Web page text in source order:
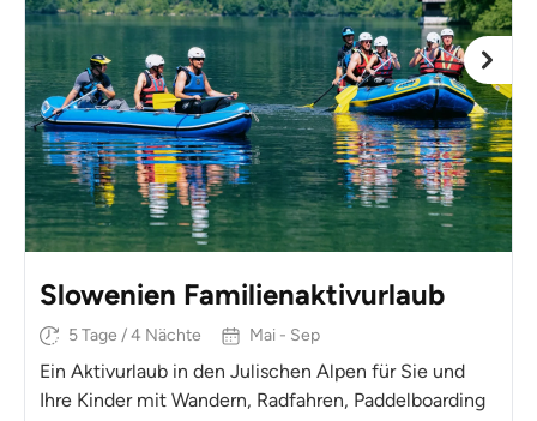
Slowenien Familienaktivurlaub
5 Tage / 4 Nächte Mai - Sep
Ein Aktivurlaub in den Julischen Alpen für Sie und
Ihre Kinder mit Wandern, Radfahren, Paddelboarding